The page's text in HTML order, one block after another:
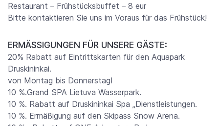
Restaurant – Frühstücksbuffet – 8 eur
Bitte kontaktieren Sie uns im Voraus für das Frühstück!
ERMÄSSIGUNGEN FÜR UNSERE GÄSTE:
20% Rabatt auf Eintrittskarten für den Aquapark
Druskininkai.
von Montag bis Donnerstag!
10 %.Grand SPA Lietuva Wasserpark.
10 %. Rabatt auf Druskininkai Spa „Dienstleistungen.
10 %. Ermäßigung auf den Skipass Snow Arena.